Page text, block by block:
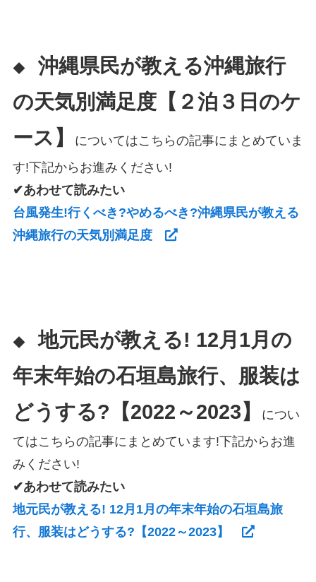
◆ 沖縄県民が教える沖縄旅行
の天気別満足度【２泊３日のケ
ース】
についてはこちらの記事にまとめていま
す!下記からお進みください!
✔あわせて読みたい
台風発生!行くべき?やめるべき?沖縄県民が教える
沖縄旅行の天気別満足度
◆地元民が教える! 12月1月の
年末年始の石垣島旅行、服装は
どうする?【2022～2023】
につい
てはこちらの記事にまとめています!下記からお進
みください!
✔あわせて読みたい
地元民が教える! 12月1月の年末年始の石垣島旅
行、服装はどうする?【2022～2023】